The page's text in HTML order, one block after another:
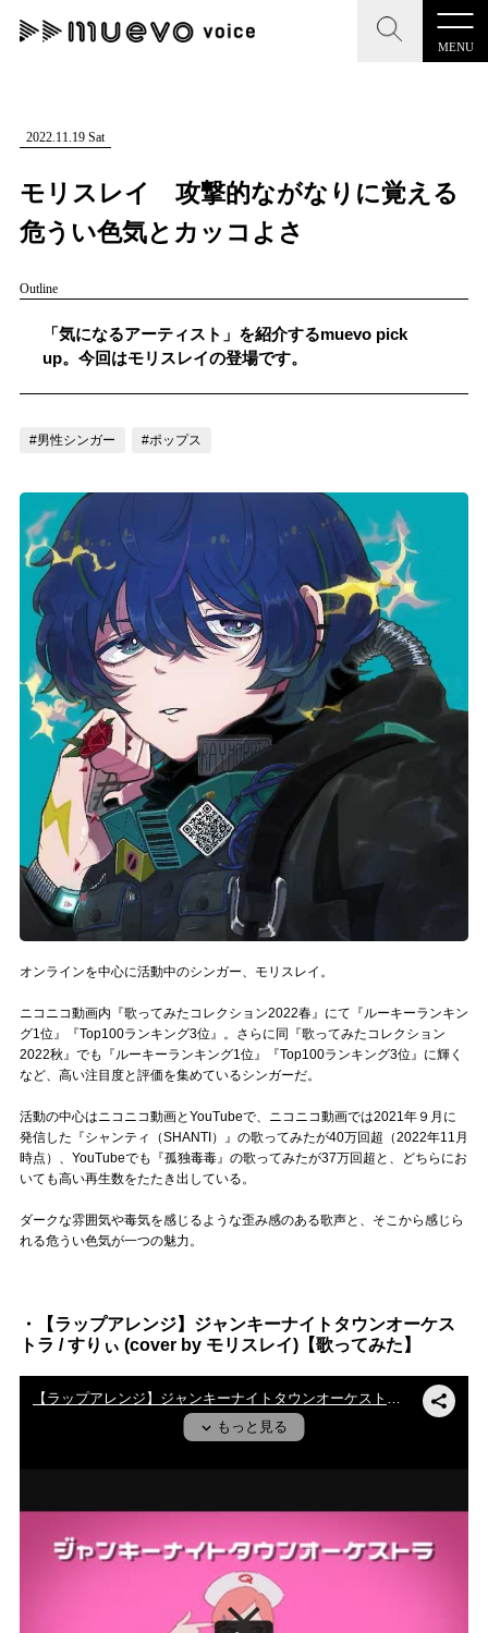
MENU
CLOSE
記事を検索する
人気ワード
#男性SSW #ポップス #女性SSW
CLOSE
"読者の声を形にする”音楽特化メディア
MENU
記事一覧
記事リクエスト
ログイン
LINK
muevoクラウドファンディング
muevoコミュニティ
ぶいクラ！by muevo
ぶいコミュ！by muevo
ぶいマガ！ by muevo
Follow us
Official SNS
2022.11.19 Sat
モリスレイ 攻撃的ながなりに覚える
危うい色気とカッコよさ
Outline
「気になるアーティスト」を紹介するmuevo pick
up。今回はモリスレイの登場です。
#男性シンガー #ポップス
オンラインを中心に活動中のシンガー、モリスレイ。
ニコニコ動画内『歌ってみたコレクション2022春』にて『ルーキーランキン
グ1位』『Top100ランキング3位』。さらに同『歌ってみたコレクション
2022秋』でも『ルーキーランキング1位』『Top100ランキング3位』に輝く
など、高い注目度と評価を集めているシンガーだ。
活動の中心はニコニコ動画とYouTubeで、ニコニコ動画では2021年９月に
発信した『シャンティ（SHANTI）』の歌ってみたが40万回超（2022年11月
時点）、YouTubeでも『孤独毒毒』の歌ってみたが37万回超と、どちらにお
いても高い再生数をたたき出している。
ダークな雰囲気や毒気を感じるような歪み感のある歌声と、そこから感じら
れる危うい色気が一つの魅力。
・【ラップアレンジ】ジャンキーナイトタウンオーケス
トラ / すりぃ (cover by モリスレイ)【歌ってみた】